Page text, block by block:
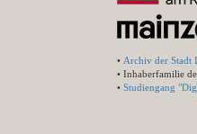
• Archiv der Stadt
• Inhaberfamilie
• Studiengang